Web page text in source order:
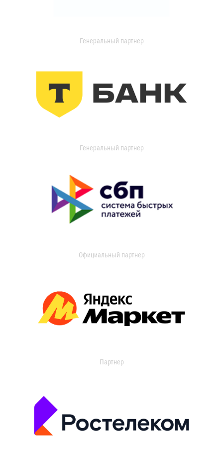
Генеральный партнер
Генеральный партнер
Официальный партнер
Партнер